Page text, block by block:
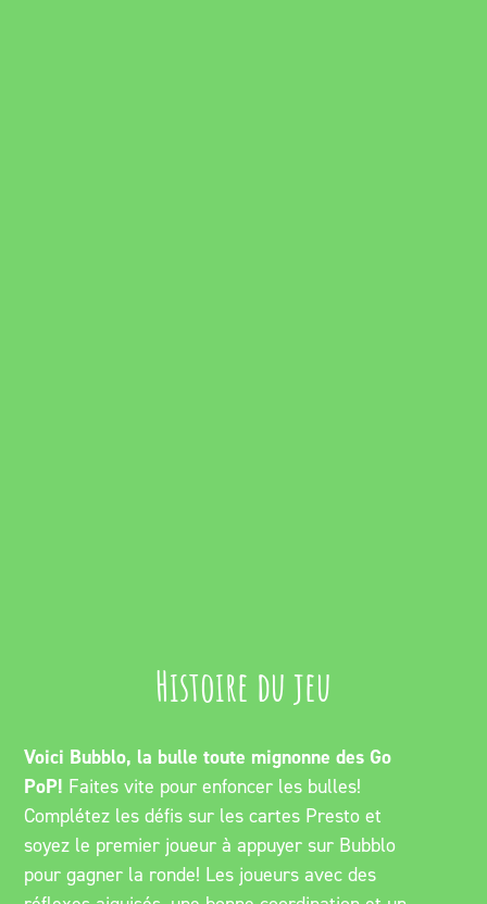
Histoire du jeu
Voici Bubblo, la bulle toute mignonne des Go
PoP! Faites vite pour enfoncer les bulles!
Complétez les défis sur les cartes Presto et
soyez le premier joueur à appuyer sur Bubblo
pour gagner la ronde! Les joueurs avec des